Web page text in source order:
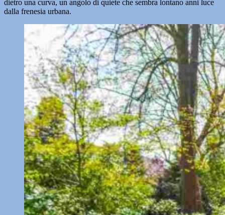
dietro una curva, un angolo di quiete che sembra lontano anni luce
dalla frenesia urbana.